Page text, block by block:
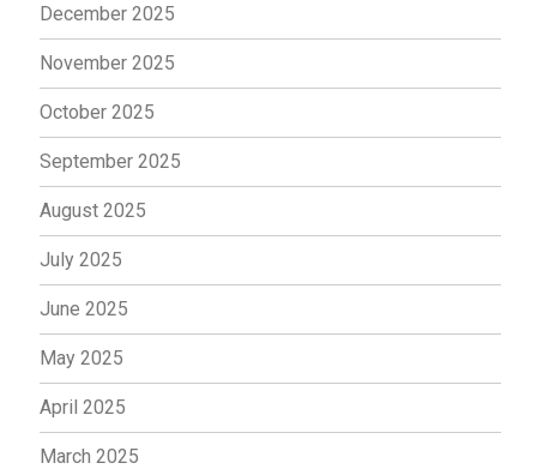
December 2025
November 2025
October 2025
September 2025
August 2025
July 2025
June 2025
May 2025
April 2025
March 2025